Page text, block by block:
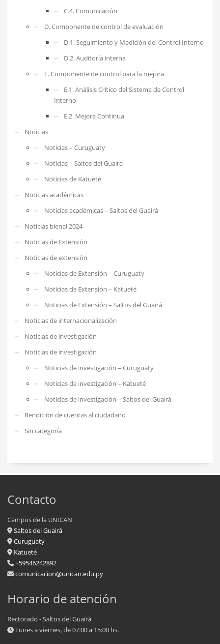
C.4. Comunicación
D. Componente de control de evaluación
D.1. Seguimiento y Medición del Control Interno
D.2. Auditoría interna
E. Componente de control para la mejora
E.1. Análisis Crítico del Sistema de Control
Interno
E.2. Mejora Continua
Noticias
Noticias – Curuguaty
Noticias – Saltos del Guairá
Noticias de Katueté
Noticias académicas
Noticias académicas – Saltos del Guairá
Noticias bienal 2024
Noticias de Extensión
Noticias de extensión
Noticias de Extensión – Curuguaty
Noticias de Extensión – Katueté
Noticias de Extensión – Saltos del Guairá
Noticias de internacionalización
Noticias de investigación
Noticias de investigación
Noticias de investigación – Curuguaty
Noticias de investigación – Katueté
Noticias de investigación – Saltos del Guairá
Rendición de cuentas al ciudadano
Sin categoría
Contacto
Campus de la UNICAN
Saltos del Guairá
Curuguaty
Katueté
+59546242892
comunicacion@unican.edu.py
Horario de atención
Rectorado - Saltos del Guairá
Lunes a viernes, de 07:00 a 15:00 hs.